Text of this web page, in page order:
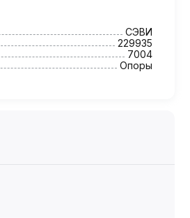
СЭВИ
229935
7004
Опоры